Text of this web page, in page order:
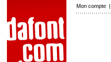
Mon compte |